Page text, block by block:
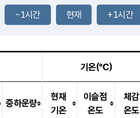
30.3
℃ -mm
-1시간 현재 +1시간
기온(℃)
중하운량
현재
기온
이슬점
온도
체감
온도